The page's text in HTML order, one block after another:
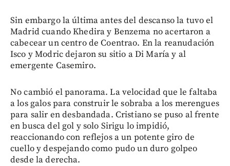
Sin embargo la última antes del descanso la tuvo el
Madrid cuando Khedira y Benzema no acertaron a
cabecear un centro de Coentrao. En la reanudación
Isco y Modric dejaron su sitio a Di María y al
emergente Casemiro.
No cambió el panorama. La velocidad que le faltaba
a los galos para construir le sobraba a los merengues
para salir en desbandada. Cristiano se puso al frente
en busca del gol y solo Sirigu lo impidió,
reaccionando con reflejos a un potente giro de
cuello y despejando como pudo un duro golpeo
desde la derecha.